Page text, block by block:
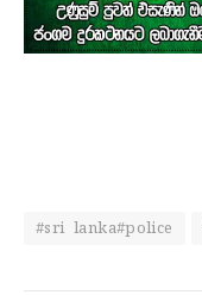
#sri lanka#police